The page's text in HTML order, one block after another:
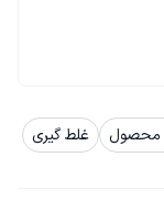
محصول
غلط گیری